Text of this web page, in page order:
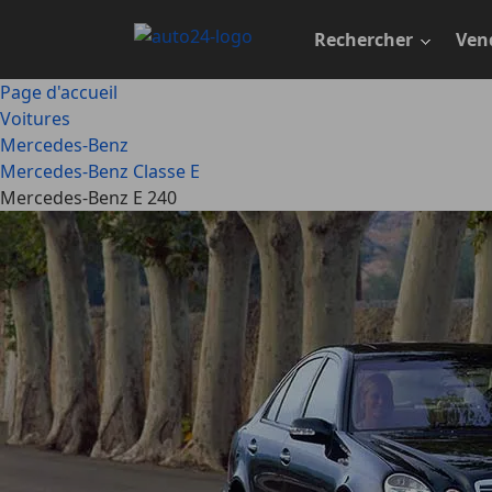
principal
Rechercher
Page d'accueil
Voitures
Mercedes-Benz
Mercedes-Benz Classe E
Mercedes-Benz E 240